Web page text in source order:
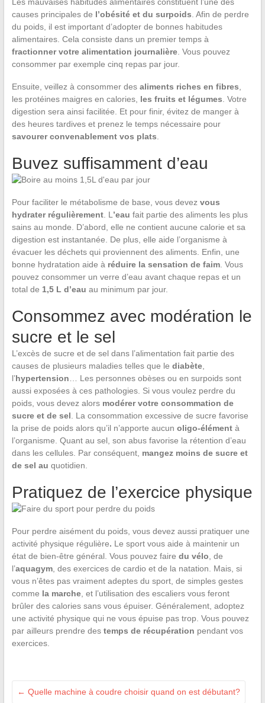
causes principales de l’obésité et du surpoids . Afin de perdre
du poids, il est important d’adopter de bonnes habitudes
alimentaires. Cela consiste dans un premier temps à
fractionner votre alimentation journalière. Vous pouvez
consommer par exemple cinq repas par jour.
Ensuite, veillez à consommer des aliments riches en fibres
les protéines maigres en calories, les fruits et légumes . Votre
digestion sera ainsi facilitée. Et pour finir, évitez de manger à
des heures tardives et prenez le temps nécessaire pour
savourer convenablement vos plats
Buvez suffisamment d’eau
Pour faciliter le métabolisme de base, vous devez vous
hydrater régulièrement. L ’eau fait partie des aliments les plus
sains au monde. D’abord, elle ne contient aucune calorie et sa
digestion est instantanée. De plus, elle aide l’organisme à
évacuer les déchets qui proviennent des aliments. Enfin, une
bonne hydratation aide à réduire la sensation de faim. Vous
pouvez consommer un verre d’eau avant chaque repas et un
total de 1,5 L d’eau au minimum par jour.
Consommez avec modération le
sucre et le sel
L’excès de sucre et de sel dans l’alimentation fait partie des
causes de plusieurs maladies telles que le diabète,
l’hypertension … Les personnes obèses ou en surpoids sont
aussi exposées à ces pathologies. Si vous voulez perdre du
poids, vous devez alors modérer votre consommation de
sucre et de sel . La consommation excessive de sucre favorise
la prise de poids alors qu’il n’apporte aucun oligo-élémentà
l’organisme. Quant au sel, son abus favorise la rétention d’eau
dans les cellules. Par conséquent, mangez moins de sucre et
de sel au quotidien.
Pratiquez de l’exercice physique
Pour perdre aisément du poids, vous devez aussi pratiquer une
activité physique régulière. Le sport vous aide à maintenir un
état de bien-être général. Vous pouvez faire du vélo , de
l’aquagym, des exercices de cardio et de la natation. Mais, si
vous n’êtes pas vraiment adeptes du sport, de simples gestes
comme la marche, et l’utilisation des escaliers vous feront
brûler des calories sans vous épuiser. Généralement, adoptez
une activité physique qui ne vous épuise pas trop. Vous pouvez
par ailleurs prendre des temps de récupération pendant vos
exercices.
← Quelle machine à coudre choisir quand on est débutant?